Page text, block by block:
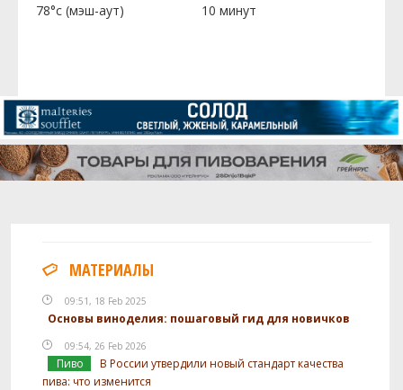
78°c (мэш-аут) 10 минут
МАТЕРИАЛЫ
09:51, 18 Feb 2025
Основы виноделия: пошаговый гид для новичков
09:54, 26 Feb 2026
Пиво
В России утвердили новый стандарт качества
пива: что изменится